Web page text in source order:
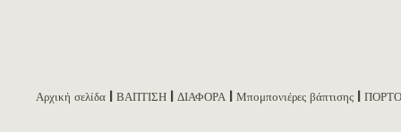
Αρχική σελίδα ΒΑΠΤΙΣΗ ΔΙΑΦΟΡΑ Μπομπονιέρες βάπτισης |